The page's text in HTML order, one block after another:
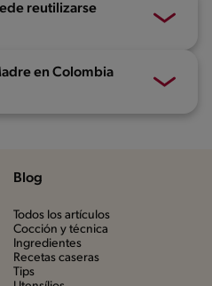
reutilizarse
en Colombia
Blog
Todos los artículos
Cocción y técnica
Ingredientes
Recetas caseras
Tips